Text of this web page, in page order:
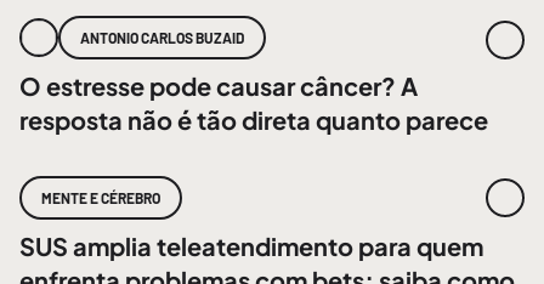
ANTONIO CARLOS BUZAID
O estresse pode causar câncer? A
resposta não é tão direta quanto parece
MENTE E CÉREBRO
SUS amplia teleatendimento para quem